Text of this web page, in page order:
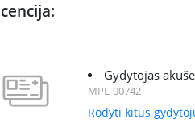
Gydytojas
MPL-00742
Rodyti kitus